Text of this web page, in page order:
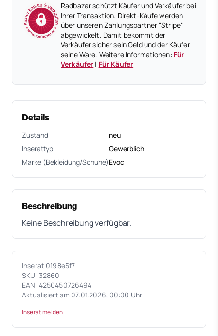
Radbazar schützt Käufer und Verkäufer bei
Ihrer Transaktion. Direkt-Käufe werden
über unseren Zahlungspartner "Stripe"
abgewickelt. Damit bekommt der
Verkäufer sicher sein Geld und der Käufer
seine Ware. Weitere Informationen: Für
Verkäufer | Für Käufer
Details
Zustand
neu
Inserattyp
Gewerblich
Marke (Bekleidung/Schuhe) Evoc
Beschreibung
Keine Beschreibung verfügbar.
Inserat 0198e5f7
SKU: 32860
EAN: 4250450726494
Aktualisiert am 07.01.2026, 00:00 Uhr
Inserat melden